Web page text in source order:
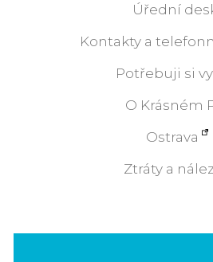
Úřední
Kontakty a
Potřebuji si
O Krásném
Ostrava
Ztráty a